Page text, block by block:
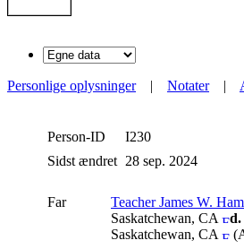
Personlige oplysninger| Notater|
Person-ID I230
Sidst ændret 28 sep. 2024
Far Teacher James W.
Saskatchewan, CA
d.
Saskatchewan, CA